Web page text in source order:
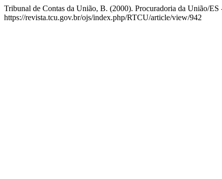
Tribunal de Contas da União, B. (2000). Procuradoria da União/
https://revista.tcu.gov.br/ojs/index.php/RTCU/article/view/942